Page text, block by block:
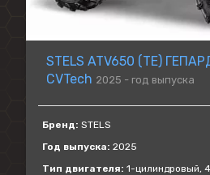
STELS ATV650 (TE)
CVTech 2025 - год выпуска
Бренд: STELS
Год выпуска: 2025
Тип двигателя: 1-цилиндровый,